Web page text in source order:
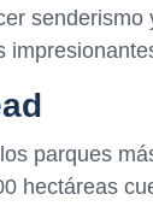
parques
hectáreas